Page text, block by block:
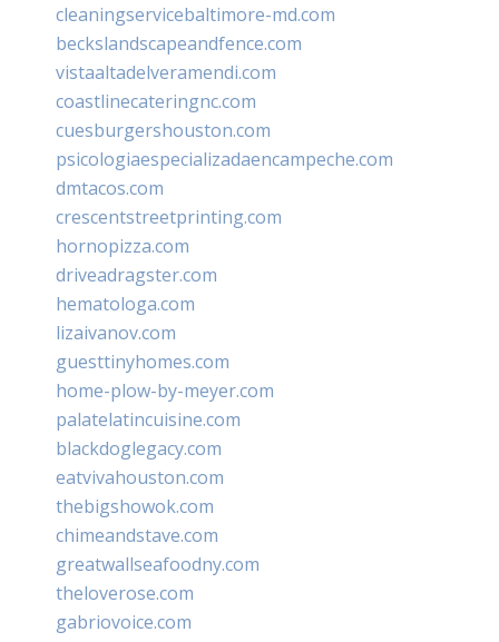
cleaningservicebaltimore-md.com
beckslandscapeandfence.com
vistaaltadelveramendi.com
coastlinecateringnc.com
cuesburgershouston.com
psicologiaespecializadaencampeche.com
dmtacos.com
crescentstreetprinting.com
hornopizza.com
driveadragster.com
hematologa.com
lizaivanov.com
guesttinyhomes.com
home-plow-by-meyer.com
palatelatincuisine.com
blackdoglegacy.com
eatvivahouston.com
thebigshowok.com
chimeandstave.com
greatwallseafoodny.com
theloverose.com
gabriovoice.com